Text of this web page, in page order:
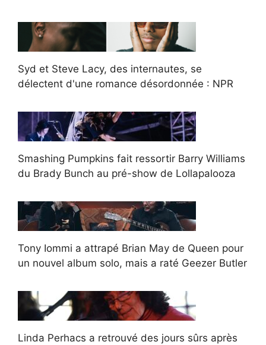
Syd et Steve Lacy, des internautes, se
délectent d'une romance désordonnée : NPR
Smashing Pumpkins fait ressortir Barry Williams
du Brady Bunch au pré-show de Lollapalooza
Tony Iommi a attrapé Brian May de Queen pour
un nouvel album solo, mais a raté Geezer Butler
Linda Perhacs a retrouvé des jours sûrs après